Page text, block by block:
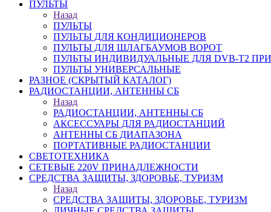
ПУЛЬТЫ
Назад
ПУЛЬТЫ
ПУЛЬТЫ ДЛЯ КОНДИЦИОНЕРОВ
ПУЛЬТЫ ДЛЯ ШЛАГБАУМОВ ВОРОТ
ПУЛЬТЫ ИНДИВИДУАЛЬНЫЕ ДЛЯ DVB-T2
ПУЛЬТЫ УНИВЕРСАЛЬНЫЕ
РАЗНОЕ (СКРЫТЫЙ КАТАЛОГ)
РАДИОСТАНЦИИ, АНТЕННЫ CБ
Назад
РАДИОСТАНЦИИ, АНТЕННЫ CБ
АКСЕССУАРЫ ДЛЯ РАДИОСТАНЦИЙ
АНТЕННЫ CБ ДИАПАЗОНА
ПОРТАТИВНЫЕ РАДИОСТАНЦИИ
СВЕТОТЕХНИКА
СЕТЕВЫЕ 220V ПРИНАДЛЕЖНОСТИ
СРЕДСТВА ЗАЩИТЫ, ЗДОРОВЬЕ, ТУРИЗМ
Назад
СРЕДСТВА ЗАЩИТЫ, ЗДОРОВЬЕ, ТУРИЗМ